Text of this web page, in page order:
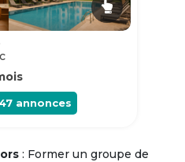
annonces
: Former un groupe de